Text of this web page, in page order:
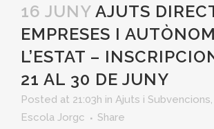
16 JUNY AJUTS
EMPRESES I
L’ESTAT –
21 AL 30 DE JUNY
Posted at 21:03h in Ajuts i Subvencions,
Escola Jorgc
Share